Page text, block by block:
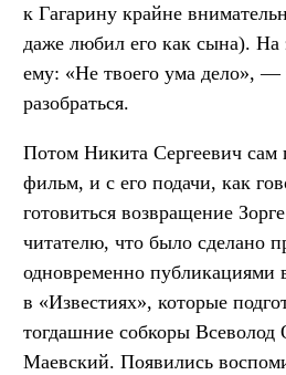
к Гагарину крайне
даже любил его как сына). На
ему: «Не твоего ума дело», —
разобраться.
Потом Никита Сергеевич сам
фильм, и с его подачи, как
готовиться возвращение
читателю, что было сделано
одновременно публикациями
в «Известиях», которые
тогдашние собкоры
Маевский. Появились